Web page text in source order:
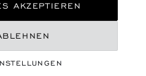
AKZEPTIEREN